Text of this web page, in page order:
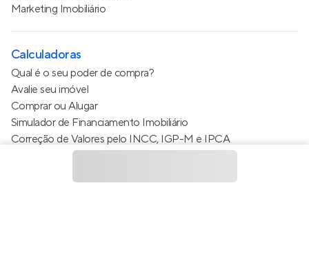
Marketing Imobiliário
Calculadoras
Qual é o seu poder de compra?
Avalie seu imóvel
Comprar ou Alugar
Simulador de Financiamento Imobiliário
Correção de Valores pelo INCC, IGP-M e IPCA
Estimativa de valor do condomínio